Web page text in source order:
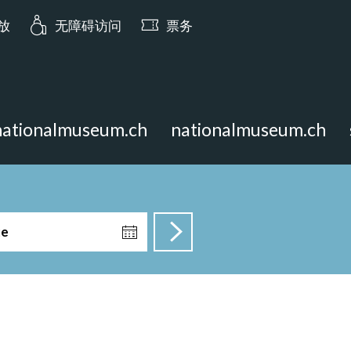
明日 10:00 开放
无障碍访问 票务
nationalmuseum.ch